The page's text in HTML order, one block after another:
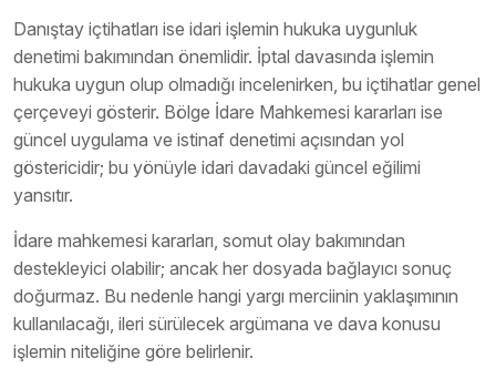
Danıştay içtihatları ise idari işlemin hukuka uygunluk
denetimi bakımından önemlidir. İptal davasında işlemin
hukuka uygun olup olmadığı incelenirken, bu içtihatlar genel
çerçeveyi gösterir. Bölge İdare Mahkemesi kararları ise
güncel uygulama ve istinaf denetimi açısından yol
göstericidir; bu yönüyle idari davadaki güncel eğilimi
yansıtır.
İdare mahkemesi kararları, somut olay bakımından
destekleyici olabilir; ancak her dosyada bağlayıcı sonuç
doğurmaz. Bu nedenle hangi yargı merciinin yaklaşımının
kullanılacağı, ileri sürülecek argümana ve dava konusu
işlemin niteliğine göre belirlenir.